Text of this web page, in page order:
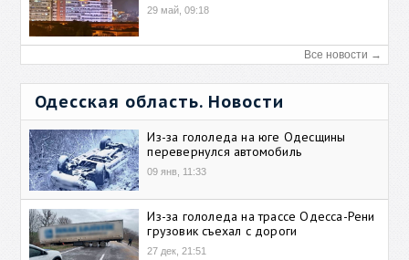
29 май, 09:18
Все новости →
Одесская область. Новости
Из-за гололеда на юге Одесщины
перевернулся автомобиль
09 янв, 11:33
Из-за гололеда на трассе Одесса-Рени
грузовик съехал с дороги
27 дек, 21:51